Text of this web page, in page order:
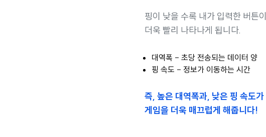
핑이 낮을 수록 내가 입력한 버튼이
더욱 빨리 나타나게 됩니다.
대역폭 - 초당 전송되는 데이터 양
핑 속도 - 정보가 이동하는 시간
즉, 높은 대역폭과, 낮은 핑 속도가
게임을 더욱 매끄럽게 해줍니다!